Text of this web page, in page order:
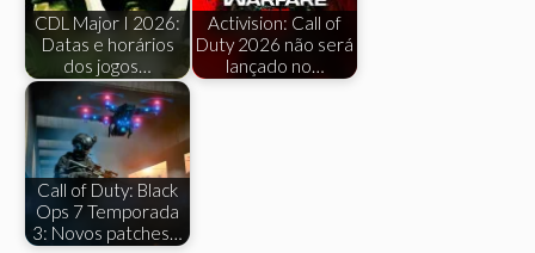
CDL Major I 2026:
Datas e horários
dos jogos…
Activision: Call of
Duty 2026 não será
lançado no…
Call of Duty: Black
Ops 7 Temporada
3: Novos patches…